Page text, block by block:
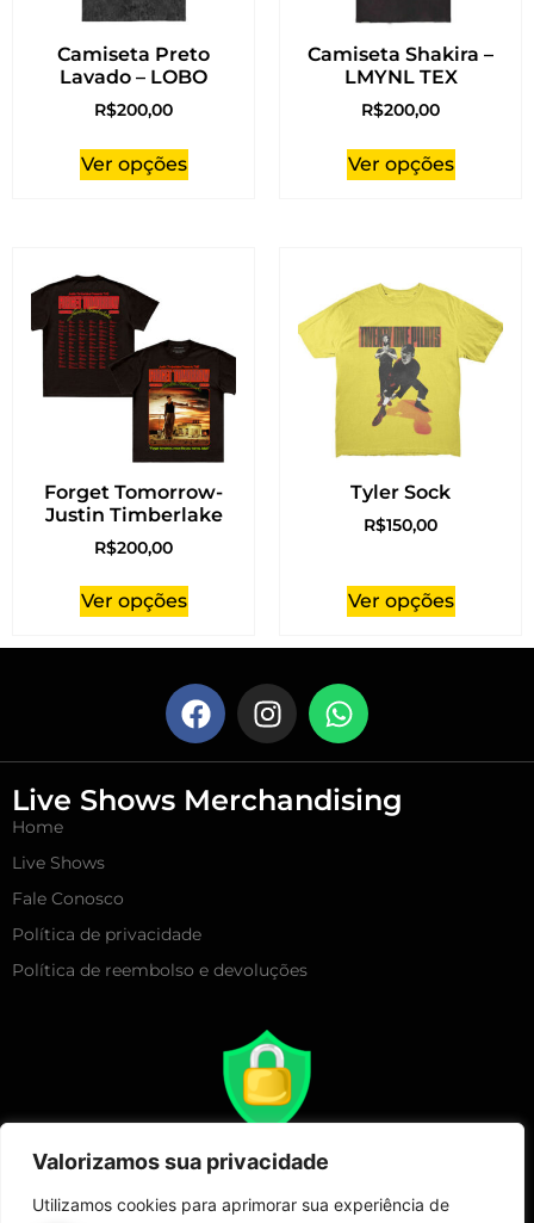
Valorizamos sua privacidade
Utilizamos cookies para aprimorar sua experiência de
Camiseta Preto
Lavado – LOBO
R$200,00
Ver opções
Camiseta Shakira –
LMYNL TEX
R$200,00
Ver opções
Forget Tomorrow-
Justin Timberlake
R$200,00
Ver opções
Tyler Sock
R$150,00
Ver opções
Live Shows Merchandising
Home
Live Shows
Fale Conosco
Política de privacidade
Política de reembolso e devoluções